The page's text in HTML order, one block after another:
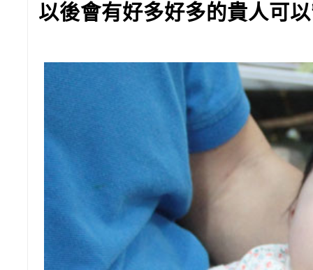
以後會有好多好多的貴人可